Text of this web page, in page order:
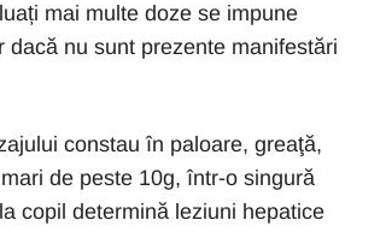
mai multe doze se impune
nu sunt prezente manifestări
constau în paloare, greaţă,
de peste 10g, într-o singură
copil determină leziuni hepatice